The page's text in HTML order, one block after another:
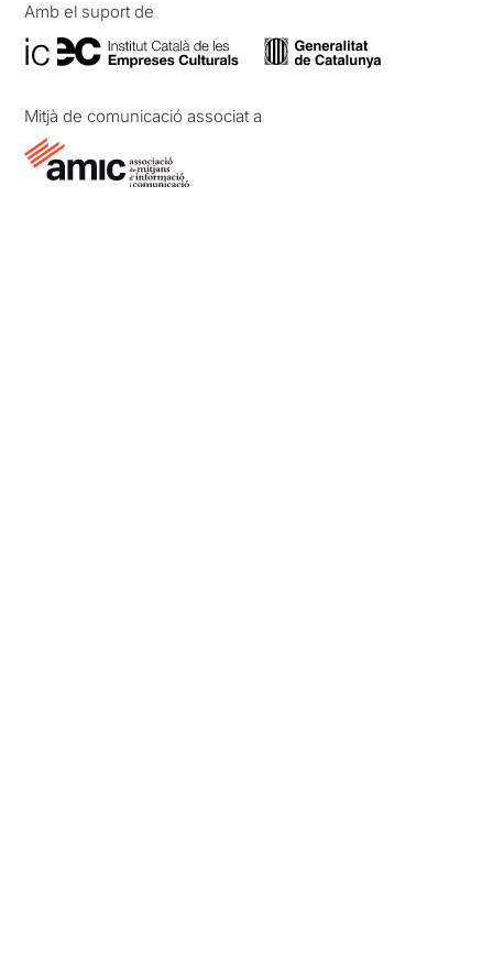
Amb el suport de
Mitjà de comunicació associat a